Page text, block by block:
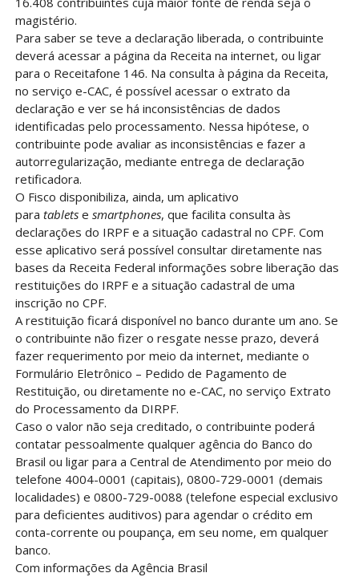
magistério.
Para saber se teve a declaração liberada, o contribuinte
deverá acessar a página da Receita na internet, ou ligar
para o Receitafone 146. Na consulta à página da Receita,
no serviço e-CAC, é possível acessar o extrato da
declaração e ver se há inconsistências de dados
identificadas pelo processamento. Nessa hipótese, o
contribuinte pode avaliar as inconsistências e fazer a
autorregularização, mediante entrega de declaração
retificadora.
O Fisco disponibiliza, ainda, um aplicativo
para tabletse smartphones, que facilita consulta às
declarações do IRPF e a situação cadastral no CPF. Com
esse aplicativo será possível consultar diretamente nas
bases da Receita Federal informações sobre liberação das
restituições do IRPF e a situação cadastral de uma
inscrição no CPF.
A restituição ficará disponível no banco durante um ano. Se
o contribuinte não fizer o resgate nesse prazo, deverá
fazer requerimento por meio da internet, mediante o
Formulário Eletrônico – Pedido de Pagamento de
Restituição, ou diretamente no e-CAC, no serviço Extrato
do Processamento da DIRPF.
Caso o valor não seja creditado, o contribuinte poderá
contatar pessoalmente qualquer agência do Banco do
Brasil ou ligar para a Central de Atendimento por meio do
telefone 4004-0001 (capitais), 0800-729-0001 (demais
localidades) e 0800-729-0088 (telefone especial exclusivo
para deficientes auditivos) para agendar o crédito em
conta-corrente ou poupança, em seu nome, em qualquer
banco.
Com informações da Agência Brasil